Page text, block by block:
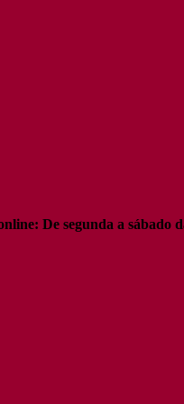
De segunda a sábado